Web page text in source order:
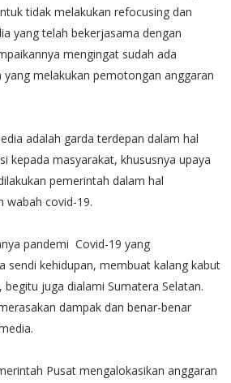
tidak melakukan refocusing dan
yang telah bekerjasama dengan
mengingat sudah ada
yang melakukan pemotongan anggaran
adalah garda terdepan dalam hal
kepada masyarakat, khususnya upaya
pemerintah dalam hal
wabah covid-19.
pandemi Covid-19 yang
sendi kehidupan, membuat kalang kabut
juga dialami Sumatera Selatan.
dampak dan benar-benar
Pusat mengalokasikan anggaran